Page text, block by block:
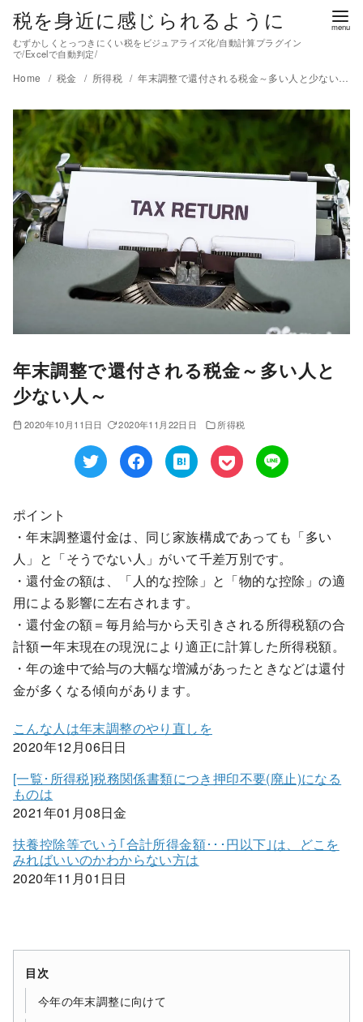
税を身近に感じられるように
むずかしくとっつきにくい税をビジュアライズ化/自動計算プラグイン
で/Excelで自動判定/
Home 税金 所得税 年末調整で還付される税金～多い人と少ない人～
年末調整で還付される税金～多い人と
少ない人～
2020年10月11日日 2020年11月22日日 所得税
ポイント
・年末調整還付金は、同じ家族構成であっても「多い
人」と「そうでない人」がいて千差万別です。
・還付金の額は、「人的な控除」と「物的な控除」の適
用による影響に左右されます。
・還付金の額＝毎月給与から天引きされる所得税額の合
計額ー年末現在の現況により適正に計算した所得税額。
・年の途中で給与の大幅な増減があったときなどは還付
金が多くなる傾向があります。
こんな人は年末調整のやり直しを
2020年12月06日日
[一覧･所得税]税務関係書類につき押印不要(廃止)になる
ものは
2021年01月08日金
扶養控除等でいう｢合計所得金額･･･円以下｣は、どこを
みればいいのかわからない方は
2020年11月01日日
目次
今年の年末調整に向けて